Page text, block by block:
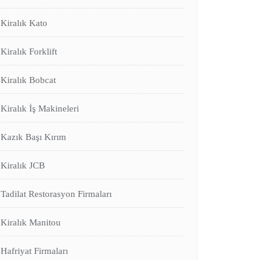
Kiralık Kato
Kiralık Forklift
Kiralık Bobcat
Kiralık İş Makineleri
Kazık Başı Kırım
Kiralık JCB
Tadilat Restorasyon Firmaları
Kiralık Manitou
Hafriyat Firmaları